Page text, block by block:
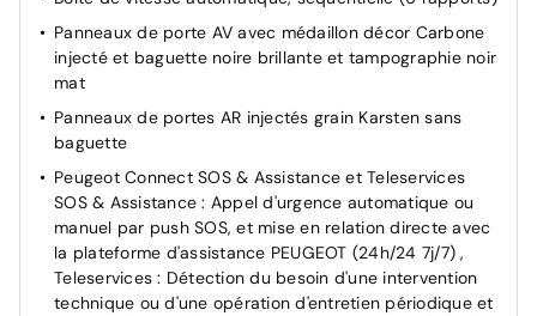
Pack Visibilité Allumage automatique des feux de
croisement
Pare-brise teinté
ABS, REF, AFU, CDS et TSM
roulant
Verrouillage centralisé
Panneaux de porte AV avec médaillon décor Carbone
injecté et baguette noire brillante et tampographie noir
mat
Panneaux de portes AR injectés grain Karsten sans
baguette
Peugeot Connect SOS & Assistance et Teleservices
SOS & Assistance : Appel d'urgence automatique ou
manuel par push SOS, et mise en relation directe avec
la plateforme d'assistance PEUGEOT (24h/24 7j/7) ,
Teleservices : Détection du besoin d'une intervention
technique ou d'une opération d'entretien périodique et